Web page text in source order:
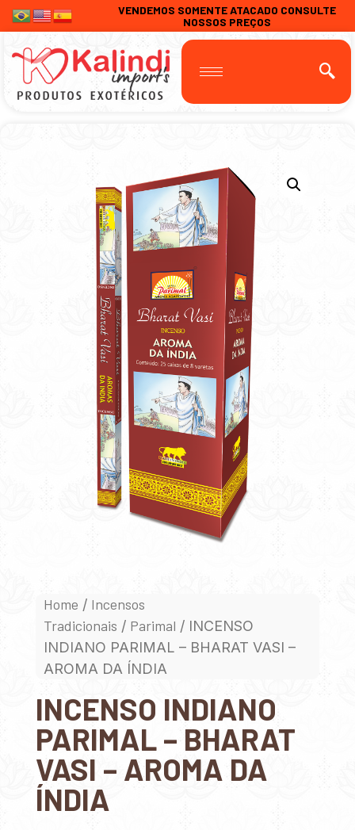
VENDEMOS SOMENTE ATACADO CONSULTE
NOSSOS PREÇOS
Home / Incensos
Tradicionais / Parimal / INCENSO
INDIANO PARIMAL – BHARAT VASI –
AROMA DA ÍNDIA
INCENSO INDIANO
PARIMAL – BHARAT
VASI – AROMA DA
ÍNDIA